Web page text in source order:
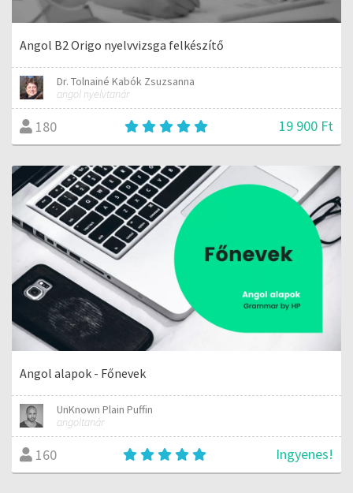
Angol B2 Origo nyelvvizsga felkészítő
Dr. Tolnainé Kabók Zsuzsanna
angol nyelvtanár
180 19 900 Ft
Angol alapok - Főnevek
UnKnown Plain Puffin
angoltanár
160 Ingyenes!